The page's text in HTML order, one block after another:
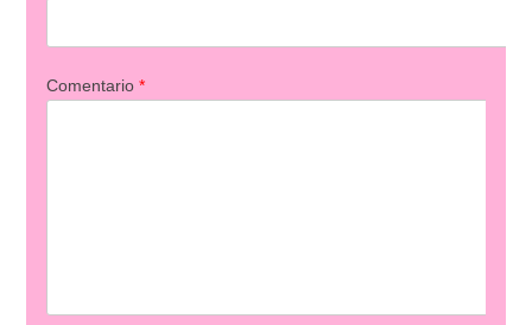
Comentario *